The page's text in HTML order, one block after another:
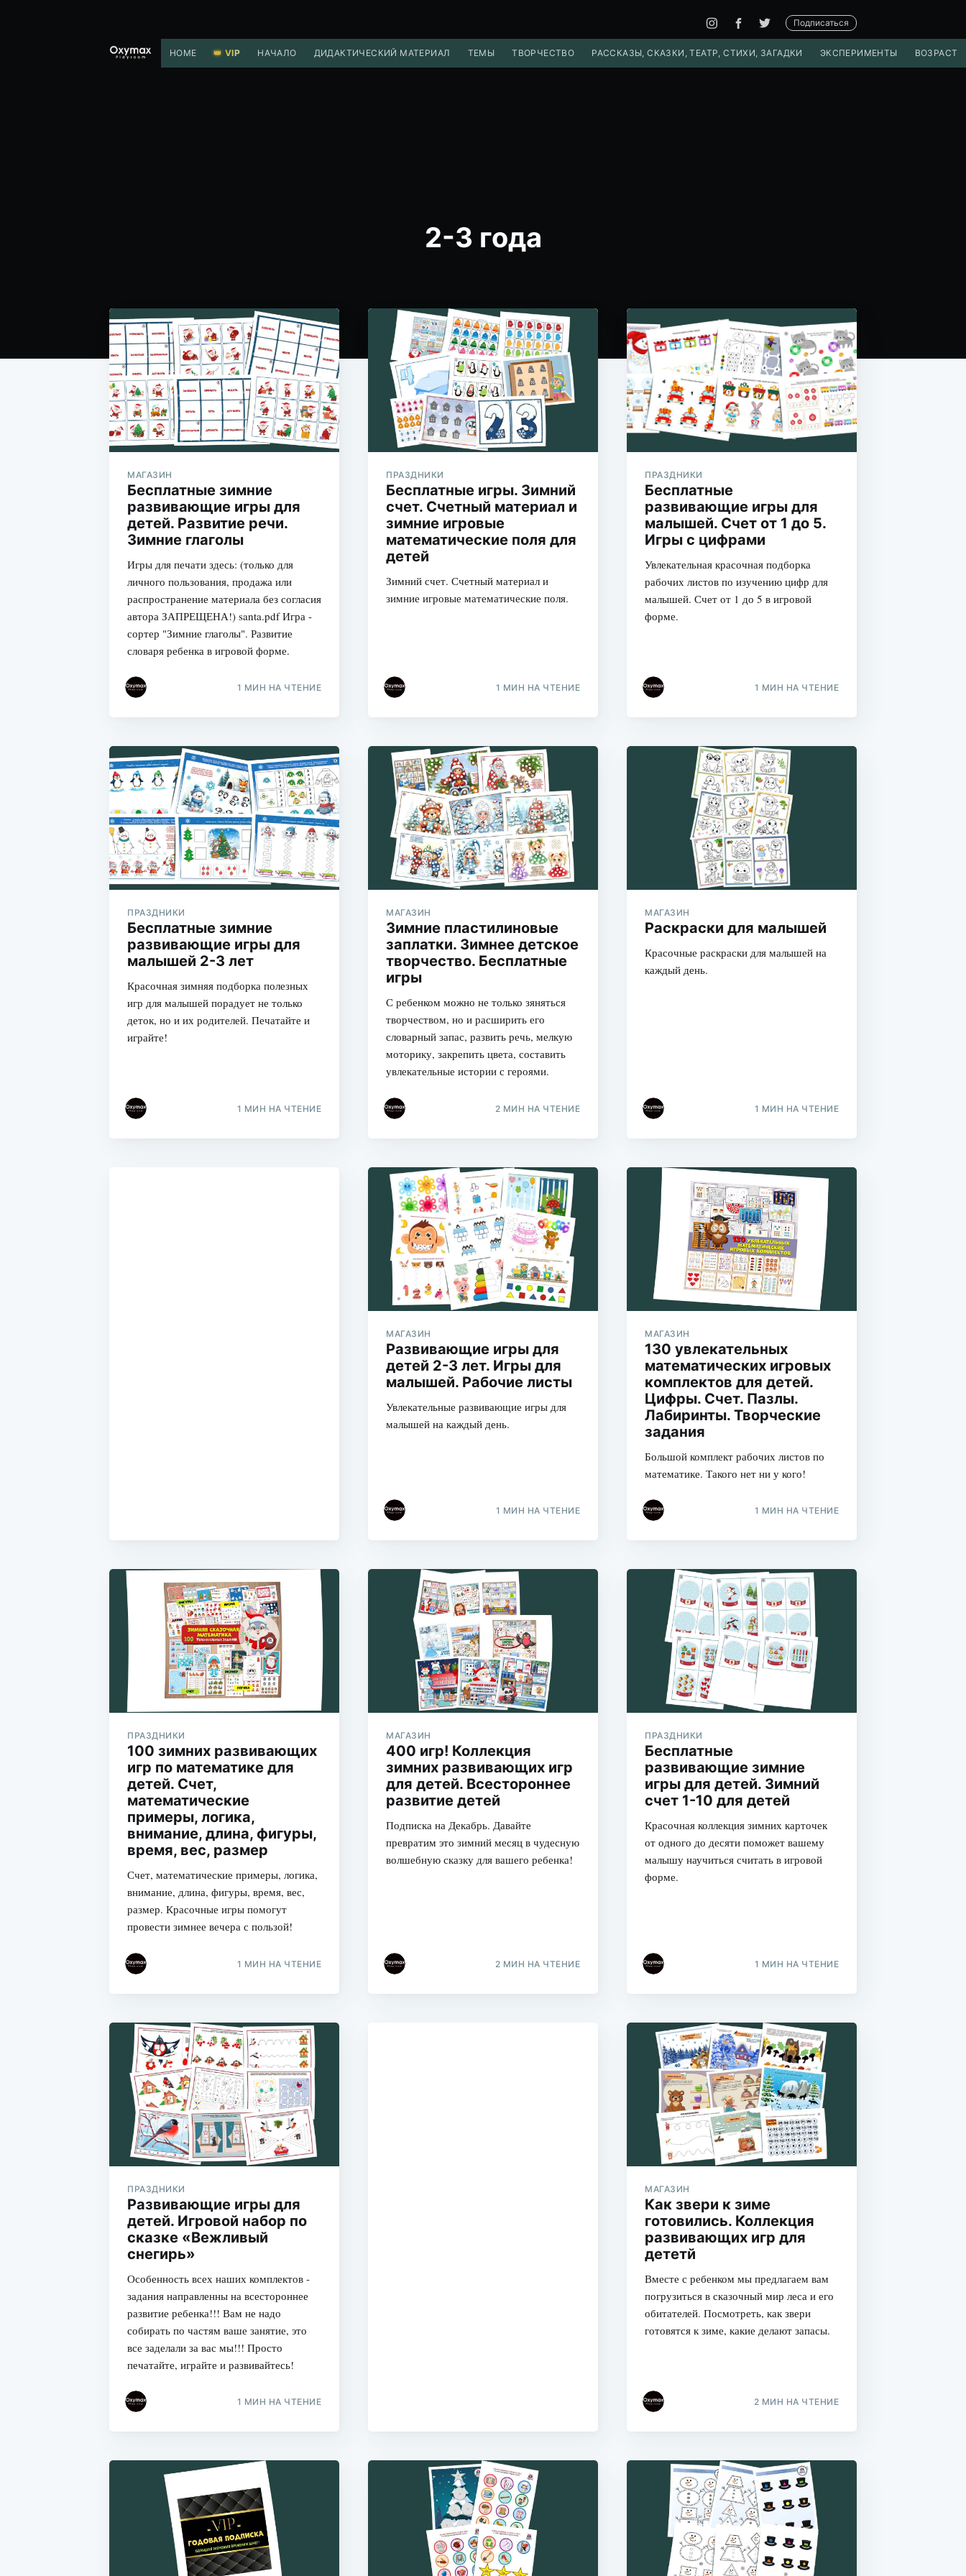
Подписаться
HOME VIP НАЧАЛО ДИДАКТИЧЕСКИЙ МАТЕРИАЛ ТЕМЫ ТВОРЧЕСТВО РАССКАЗЫ, СКАЗКИ, ТЕАТР, СТИХИ, ЗАГАДКИ ЭКСПЕРИМЕНТЫ ВОЗРАСТ
2-3 года
МАГАЗИН
Бесплатные зимние
развивающие игры для
детей. Развитие речи.
Зимние глаголы
Игры для печати здесь: (только для
личного пользования, продажа или
распространение материала без согласия
автора ЗАПРЕЩЕНА!) santa.pdf Игра -
сортер "Зимние глаголы". Развитие
словаря ребенка в игровой форме.
1 МИН НА ЧТЕНИЕ
ПРАЗДНИКИ
Бесплатные игры. Зимний
счет. Счетный материал и
зимние игровые
математические поля для
детей
Зимний счет. Счетный материал и
зимние игровые математические поля.
1 МИН НА ЧТЕНИЕ
ПРАЗДНИКИ
Бесплатные
развивающие игры для
малышей. Счет от 1 до 5.
Игры с цифрами
Увлекательная красочная подборка
рабочих листов по изучению цифр для
малышей. Счет от 1 до 5 в игровой
форме.
1 МИН НА ЧТЕНИЕ
ПРАЗДНИКИ
Бесплатные зимние
развивающие игры для
малышей 2-3 лет
Красочная зимняя подборка полезных
игр для малышей порадует не только
деток, но и их родителей. Печатайте и
играйте!
1 МИН НА ЧТЕНИЕ
МАГАЗИН
Зимние пластилиновые
заплатки. Зимнее детское
творчество. Бесплатные
игры
С ребенком можно не только зяняться
творчеством, но и расширить его
словарный запас, развить речь, мелкую
моторику, закрепить цвета, составить
увлекательные истории с героями.
2 МИН НА ЧТЕНИЕ
МАГАЗИН
Раскраски для малышей
Красочные раскраски для малышей на
каждый день.
1 МИН НА ЧТЕНИЕ
МАГАЗИН
Развивающие игры для
детей 2-3 лет. Игры для
малышей. Рабочие листы
Увлекательные развивающие игры для
малышей на каждый день.
1 МИН НА ЧТЕНИЕ
МАГАЗИН
130 увлекательных
математических игровых
комплектов для детей.
Цифры. Счет. Пазлы.
Лабиринты. Творческие
задания
Большой комплект рабочих листов по
математике. Такого нет ни у кого!
1 МИН НА ЧТЕНИЕ
ПРАЗДНИКИ
100 зимних развивающих
игр по математике для
детей. Счет,
математические
примеры, логика,
внимание, длина, фигуры,
время, вес, размер
Счет, математические примеры, логика,
внимание, длина, фигуры, время, вес,
размер. Красочные игры помогут
провести зимнее вечера с пользой!
1 МИН НА ЧТЕНИЕ
МАГАЗИН
400 игр! Коллекция
зимних развивающих игр
для детей. Всестороннее
развитие детей
Подписка на Декабрь. Давайте
превратим это зимний месяц в чудесную
волшебную сказку для вашего ребенка!
2 МИН НА ЧТЕНИЕ
ПРАЗДНИКИ
Бесплатные
развивающие зимние
игры для детей. Зимний
счет 1-10 для детей
Красочная коллекция зимних карточек
от одного до десяти поможет вашему
малышу научиться считать в игровой
форме.
1 МИН НА ЧТЕНИЕ
ПРАЗДНИКИ
Развивающие игры для
детей. Игровой набор по
сказке «Вежливый
снегирь»
Особенность всех наших комплектов -
задания направленны на всестороннее
развитие ребенка!!! Вам не надо
собирать по частям ваше занятие, это
все заделали за вас мы!!! Просто
печатайте, играйте и развивайтесь!
1 МИН НА ЧТЕНИЕ
МАГАЗИН
Как звери к зиме
готовились. Коллекция
развивающих игр для
дететй
Вместе с ребенком мы предлагаем вам
погрузиться в сказочный мир леса и его
обитателей. Посмотреть, как звери
готовятся к зиме, какие делают запасы.
2 МИН НА ЧТЕНИЕ